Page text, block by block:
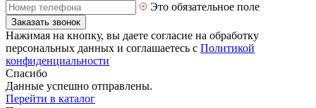
Это обязательное поле
Заказать звонок
Нажимая на кнопку, вы даете согласие на обработку
персональных данных и соглашаетесь с Политикой
конфиденциальности
Спасибо
Данные успешно отправлены.
Перейти в каталог